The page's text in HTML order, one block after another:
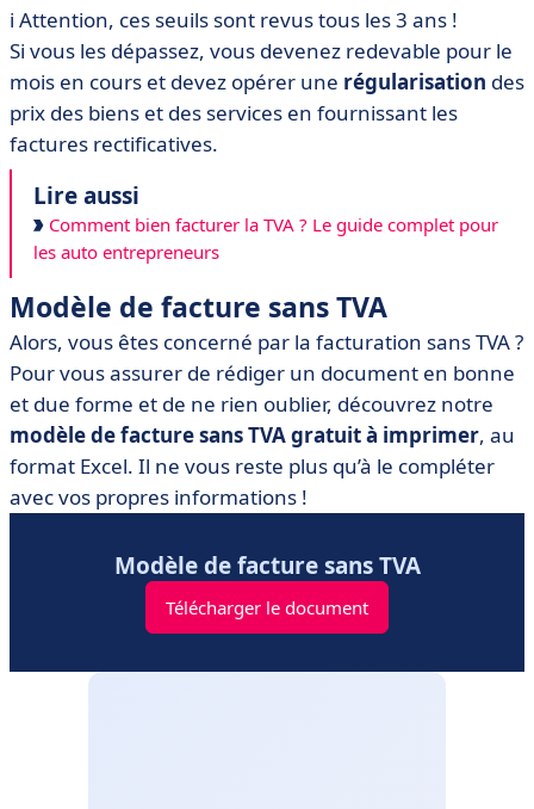
ℹ️ Attention, ces seuils sont revus tous les 3 ans !
Si vous les dépassez, vous devenez redevable pour le
mois en cours et devez opérer une régularisation des
prix des biens et des services en fournissant les
factures rectificatives.
Lire aussi
Comment bien facturer la TVA ? Le guide complet pour
les auto entrepreneurs
Modèle de facture sans TVA
Alors, vous êtes concerné par la facturation sans TVA ?
Pour vous assurer de rédiger un document en bonne
et due forme et de ne rien oublier, découvrez notre
modèle de facture sans TVA gratuit à imprimer, au
format Excel. Il ne vous reste plus qu’à le compléter
avec vos propres informations !
Modèle de facture sans TVA
Télécharger le document